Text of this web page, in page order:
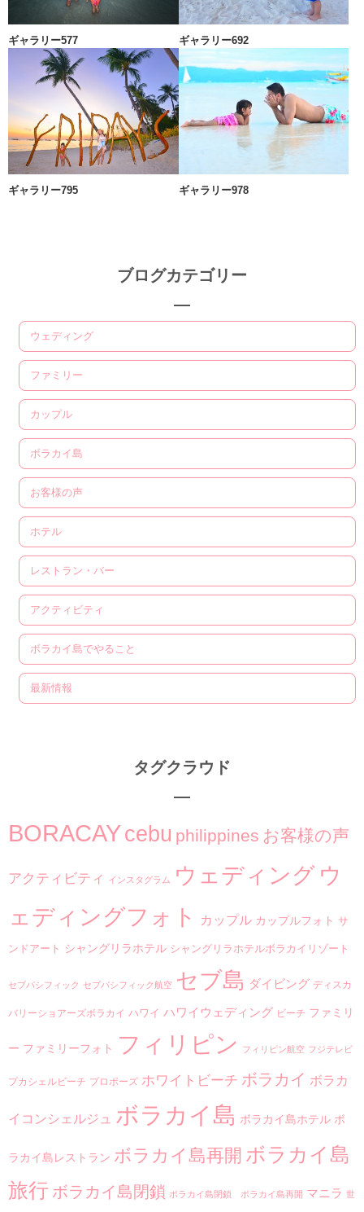
ギャラリー577 ギャラリー692
ギャラリー795 ギャラリー978
ブログカテゴリー
ウェディング
ファミリー
カップル
ボラカイ島
お客様の声
ホテル
レストラン・バー
アクティビティ
ボラカイ島でやること
最新情報
タグクラウド
BORACAYcebu philippines お客様の声
アクティビティ インスタグラム ウェディング ウ
ェディングフォト
カップル カップルフォト サ
ンドアート シャングリラホテル シャングリラホテルボラカイリゾート
セブパシフィック セブパシフィック航空 セブ島 ダイビング ディスカ
バリーショアーズボラカイ ハワイ ハワイウェディング ビーチ ファミリ
ー ファミリーフォト フィリピン フィリピン航空 フジテレビ
プカシェルビーチ プロポーズ ホワイトビーチ ボラカイ ボラカ
イコンシェルジュ ボラカイ島 ボラカイ島ホテル ボ
ラカイ島レストラン ボラカイ島再開 ボラカイ島
旅行 ボラカイ島閉鎖 ボラカイ島閉鎖 ボラカイ島再開 マニラ 世